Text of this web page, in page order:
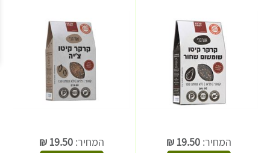
המחיר: 19.50
₪ המחיר:19.50
₪